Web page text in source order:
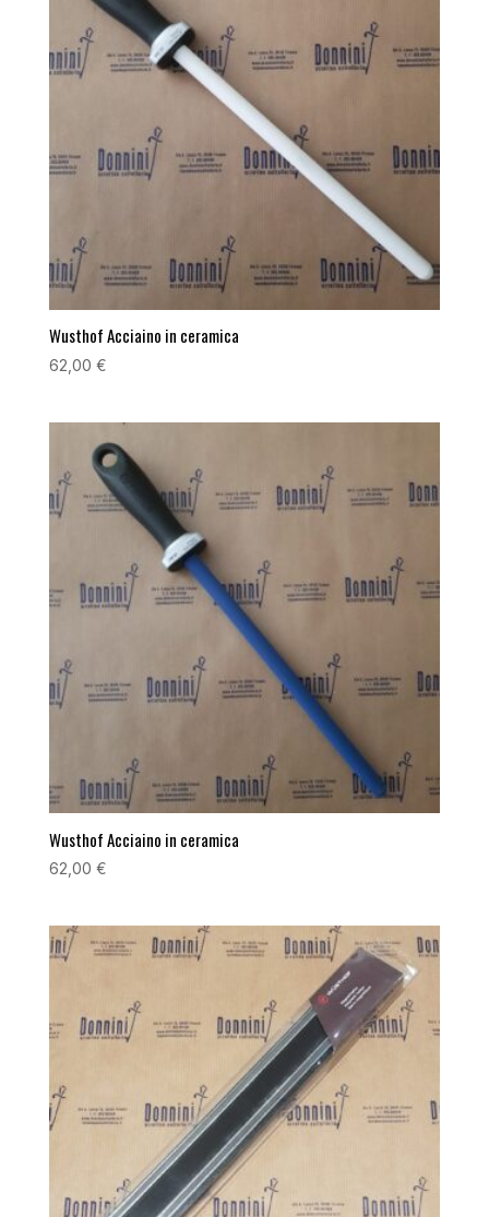
Wusthof Acciaino in ceramica
62,00 €
Wusthof Acciaino in ceramica
62,00 €